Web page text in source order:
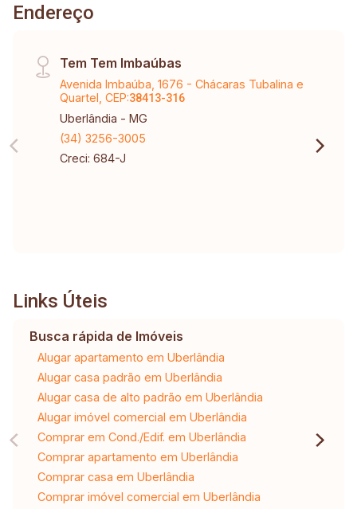
Endereço
Tem Tem Imbaúbas
Avenida Imbaúba, 1676 - Chácaras Tubalina e
Quartel, CEP:38413-316
Uberlândia - MG
(34) 3256-3005
Creci: 684-J
Links Úteis
Busca rápida de Imóveis
Alugar apartamento em Uberlândia
Alugar casa padrão em Uberlândia
Alugar casa de alto padrão em Uberlândia
Alugar imóvel comercial em Uberlândia
Comprar em Cond./Edif. em Uberlândia
Comprar apartamento em Uberlândia
Comprar casa em Uberlândia
Comprar imóvel comercial em Uberlândia